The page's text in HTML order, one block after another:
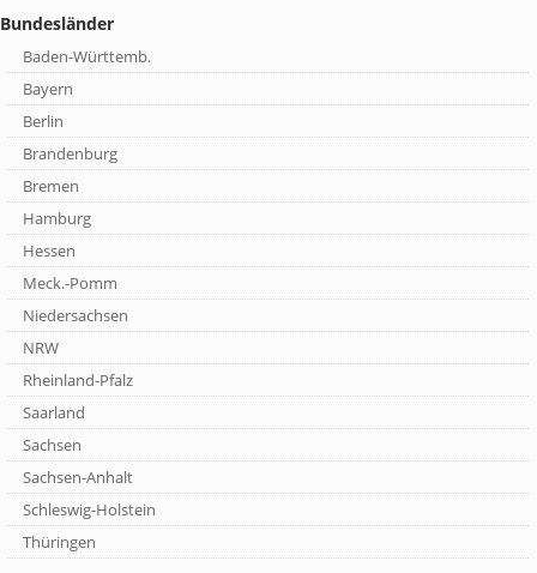
Bundesländer
Baden-Württemb.
Bayern
Berlin
Brandenburg
Bremen
Hamburg
Hessen
Meck.-Pomm
Niedersachsen
NRW
Rheinland-Pfalz
Saarland
Sachsen
Sachsen-Anhalt
Schleswig-Holstein
Thüringen